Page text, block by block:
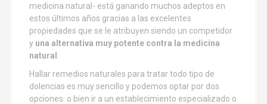
medicina natural- está ganando muchos adeptos en
estos últimos años gracias a las excelentes
propiedades que se le atribuyen siendo un competidor
y una alternativa muy potente contra la medicina
natural
Hallar remedios naturales para tratar todo tipo de
dolencias es muy sencillo y podemos optar por dos
opciones: o bien ir a un establecimiento especializado o